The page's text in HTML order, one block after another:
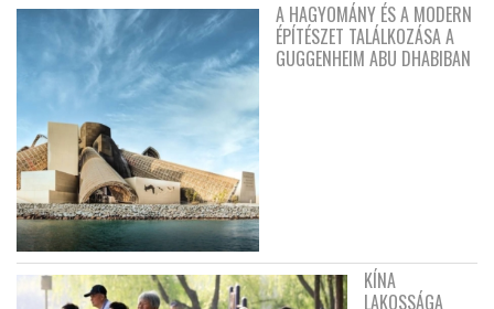
A HAGYOMÁNY ÉS A MODERN
ÉPÍTÉSZET TALÁLKOZÁSA A
GUGGENHEIM ABU DHABIBAN
KÍNA
LAKOSSÁGA